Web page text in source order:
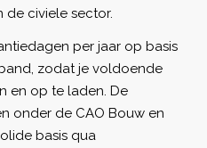
civiele sector.
per jaar op basis
zodat je voldoende
en op te laden. De
onder de CAO Bouw en
basis qua